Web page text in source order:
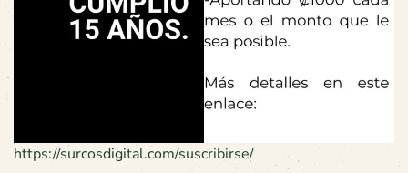
https://surcosdigital.com/suscribirse/